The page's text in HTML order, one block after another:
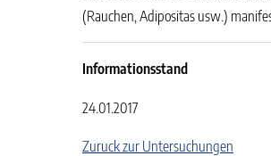
(Rauchen, Adipositas usw.)
Informationsstand
24.01.2017
Zuruck zur Untersuchungen